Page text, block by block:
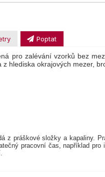
Poptat
pro zalévání vzorků bez
hlediska okrajových mezer,
z práškové složky a kapaliny.
pracovní čas, například